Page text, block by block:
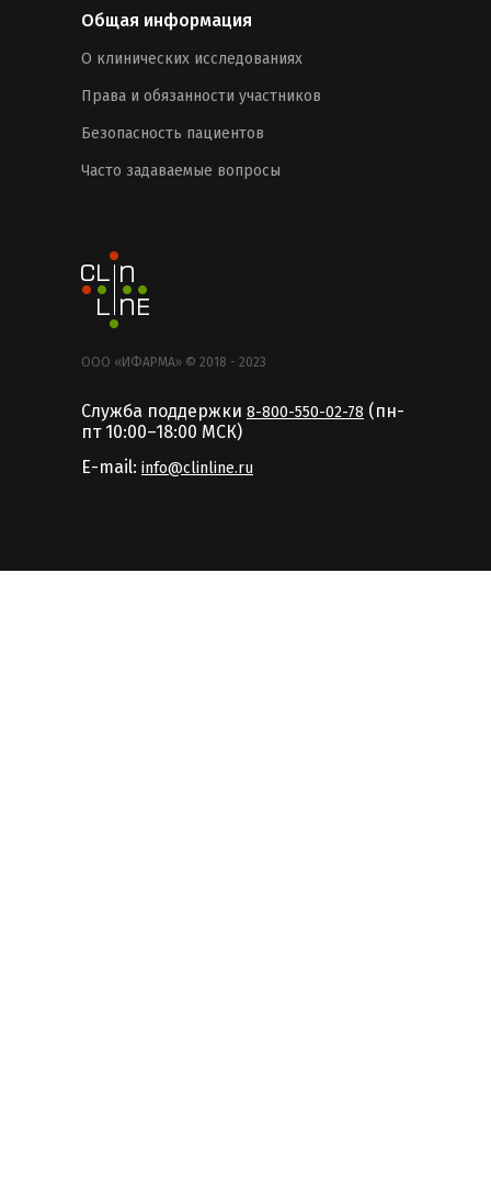
Общая информация
О клинических исследованиях
Права и обязанности участников
Безопасность пациентов
Часто задаваемые вопросы
ООО «ИФАРМА» © 2018 - 2023
Служба поддержки 8-800-550-02-78 (пн-
пт 10:00–18:00 MCК)
E-mail: info@clinline.ru